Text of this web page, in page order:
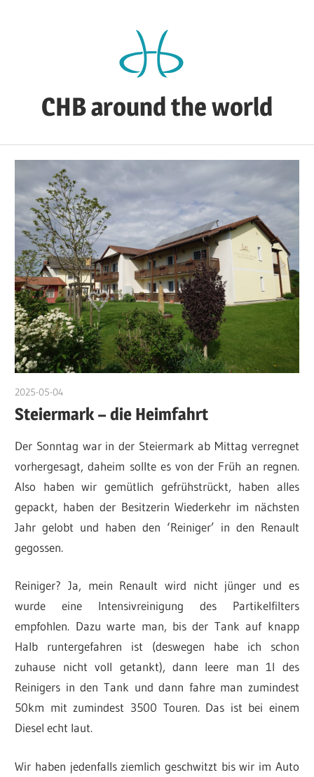
CHB around the world
2025-05-04
Steiermark – die Heimfahrt
Der Sonntag war in der Steiermark ab Mittag verregnet
vorhergesagt, daheim sollte es von der Früh an regnen.
Also haben wir gemütlich gefrühstrückt, haben alles
gepackt, haben der Besitzerin Wiederkehr im nächsten
Jahr gelobt und haben den ‘Reiniger’ in den Renault
gegossen.
Reiniger? Ja, mein Renault wird nicht jünger und es
wurde eine Intensivreinigung des Partikelfilters
empfohlen. Dazu warte man, bis der Tank auf knapp
Halb runtergefahren ist (deswegen habe ich schon
zuhause nicht voll getankt), dann leere man 1l des
Reinigers in den Tank und dann fahre man zumindest
50km mit zumindest 3500 Touren. Das ist bei einem
Diesel echt laut.
Wir haben jedenfalls ziemlich geschwitzt bis wir im Auto